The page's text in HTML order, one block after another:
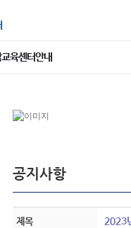
육센터안내
공지사항
제목 2023